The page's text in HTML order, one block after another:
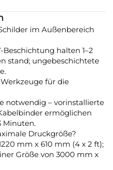
im Außenbereich
halten 1–2
stand; ungebeschichtete
für die
notwendig – vorinstallierte
ermöglichen
Minuten.
Druckgröße?
mm x 610 mm (4 x 2 ft);
Größe von 3000 mm x